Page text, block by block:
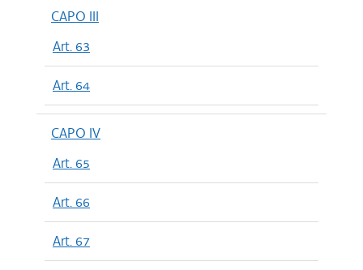
CAPO III
Art. 63
Art. 64
CAPO IV
Art. 65
Art. 66
Art. 67